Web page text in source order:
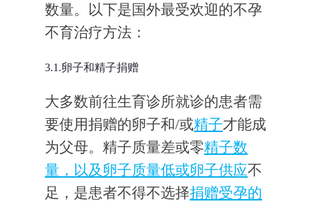
数量。以下是国外最受欢迎的不孕
不育治疗方法：
3.1.卵子和精子捐赠
大多数前往生育诊所就诊的患者需
要使用捐赠的卵子和/或精子才能成
为父母。精子质量差或零精子数
量，以及卵子质量低或卵子供应不
足，是患者不得不选择捐赠受孕的